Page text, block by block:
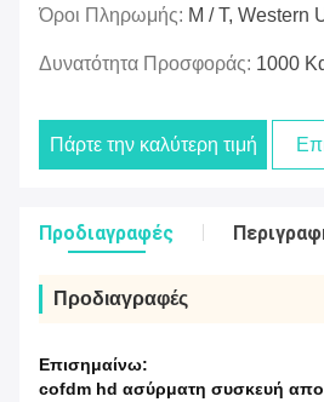
Όροι Πληρωμής: Μ / Τ, Western
Δυνατότητα Προσφοράς: 1000
Πάρτε την καλύτερη τιμή
Προδιαγραφές
Προδιαγραφές
Επισημαίνω:
cofdm hd ασύρματη συσκευή